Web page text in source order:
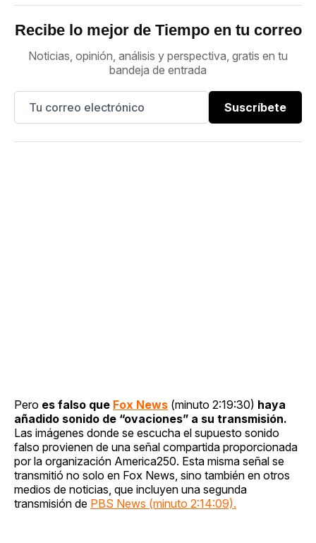
Recibe lo mejor de Tiempo en tu correo
Noticias, opinión, análisis y perspectiva, gratis en tu
bandeja de entrada
Suscríbete
Pero es falso que Fox News (minuto 2:19:30) haya
añadido sonido de “ovaciones” a su transmisión.
Las imágenes donde se escucha el supuesto sonido
falso provienen de una señal compartida proporcionada
por la organización America250. Esta misma señal se
transmitió no solo en Fox News, sino también en otros
medios de noticias, que incluyen una segunda
transmisión de PBS News (minuto 2:14:09).